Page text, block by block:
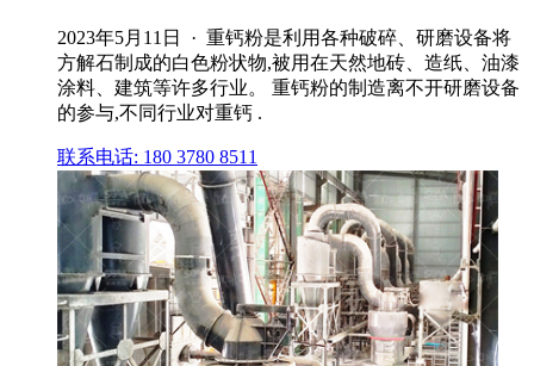
2023年5月11日 · 重钙粉是利用各种破碎、研磨设备将
方解石制成的白色粉状物,被用在天然地砖、造纸、油漆
涂料、建筑等许多行业。 重钙粉的制造离不开研磨设备
的参与,不同行业对重钙 .
联系电话: 180 3780 8511